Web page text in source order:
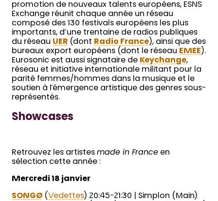
promotion de nouveaux talents européens, ESNS
Exchange réunit chaque année un réseau
composé des 130 festivals européens les plus
importants, d’une trentaine de radios publiques
du réseau UER (dont Radio France), ainsi que des
bureaux export européens (dont le réseau EMEE).
Eurosonic est aussi signataire de Keychange,
réseau et initiative internationale militant pour la
parité femmes/hommes dans la musique et le
soutien à l’émergence artistique des genres sous-
représentés.
Showcases
Retrouvez les artistes made in France en
sélection cette année :
Mercredi 18 janvier
SONGØ (Vedettes) 20:45-21:30 | Simplon (Main)